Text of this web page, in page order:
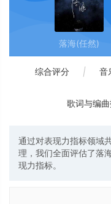
落海(任然)
综合评分 | 音
歌词与编
通过对表现力指标领域
理，我们全面评估了落
现力指标。